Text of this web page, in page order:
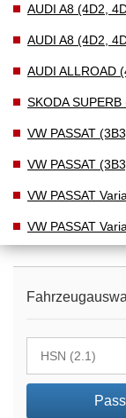
AUDI A8 (4D2,
AUDI A8 (4D2,
AUDI ALLROAD
SKODA
VW PASSAT
VW PASSAT
VW PASSAT
VW PASSAT